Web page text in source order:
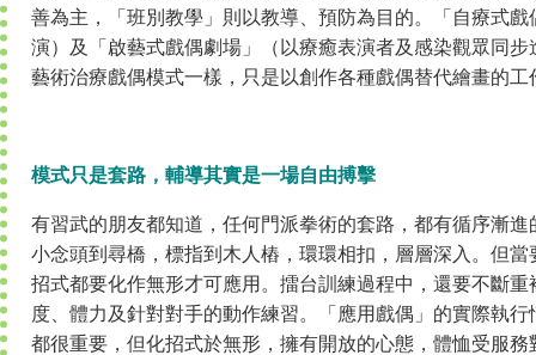
善為主，「班別教學」則以教導、預防為目的。「自療式
演）及「啟藝式戲偶劇場」（以療癒表演者及感染觀眾同
藝術治療戲偶模式一樣，只是以創作各種戲偶替代繪畫的工
模式只是套路，輔導其實是一場自由搏擊
有習武的朋友都知道，任何門派拳術的套路，都有循序漸
小念頭到尋橋，標指到木人樁，環環相扣，層層深入。但
招式都要化作無形才可應用。擂台訓練過程中，還要不斷
度、體力及針對對手的動作練習。「應用戲偶」的實際執
都很重要，但化招式於無形，擁有開放的心態，體恤受服